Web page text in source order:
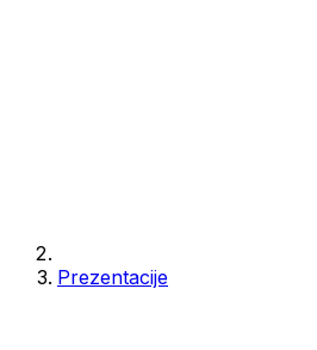
Prezentacije